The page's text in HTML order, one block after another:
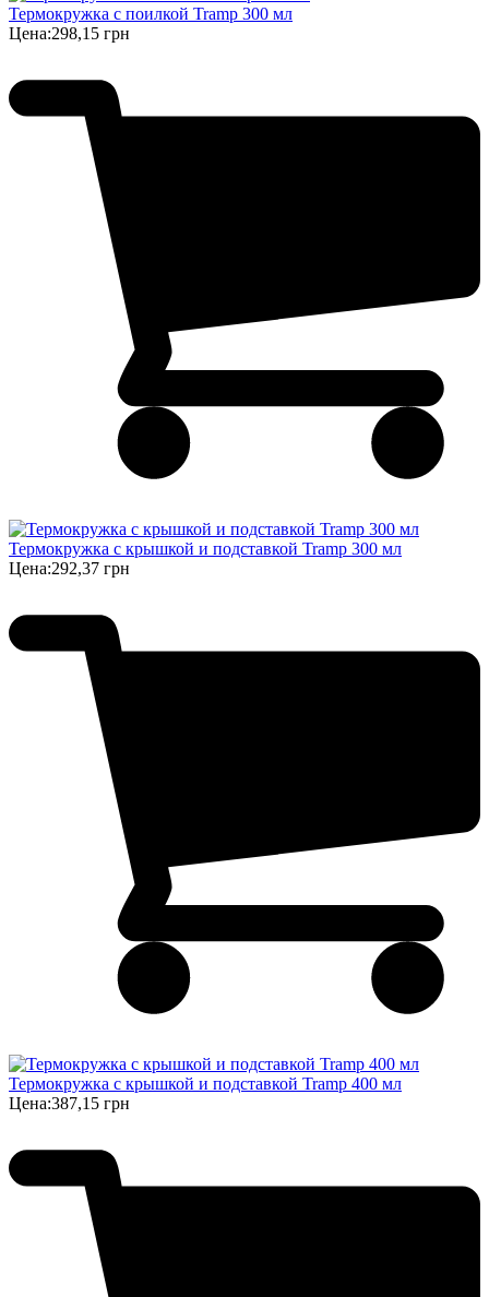
Термокружка с поилкой Tramp 300 мл
Цена:298,15 грн
Термокружка с крышкой и подставкой Tramp 300 мл
Цена:292,37 грн
Термокружка с крышкой и подставкой Tramp 400 мл
Цена:387,15 грн